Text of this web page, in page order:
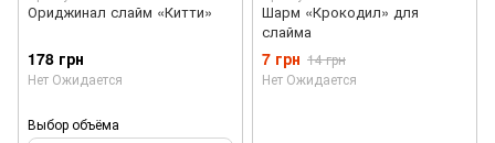
Ориджинал слайм «Китти»
178 грн
Нет Ожидается
Выбор объёма
Шарм «Крокодил» для
слайма
7 грн 14 грн
Нет Ожидается